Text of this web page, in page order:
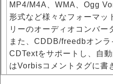
MP4/M4A、WMA、Ogg
形式など様々なフォーマッ
リーのオーディオコンバー
また、CDDB/freedbオン
CDTextをサポートし、自
はVorbisコメントタグに書